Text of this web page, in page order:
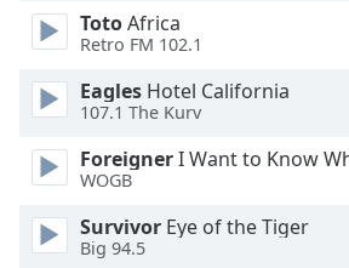
Beginning
dialog
window.
Escape
and
close
TotoAfrica
Retro FM 102.1
Eagles Hotel California
107.1 The Kurv
ForeignerI Want to Know
WOGB
Survivor Eye of the Tiger
Big 94.5